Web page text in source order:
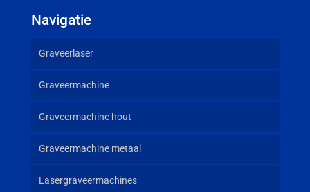
Navigatie
Graveerlaser
Graveermachine
Graveermachine hout
Graveermachine metaal
Lasergraveermachines